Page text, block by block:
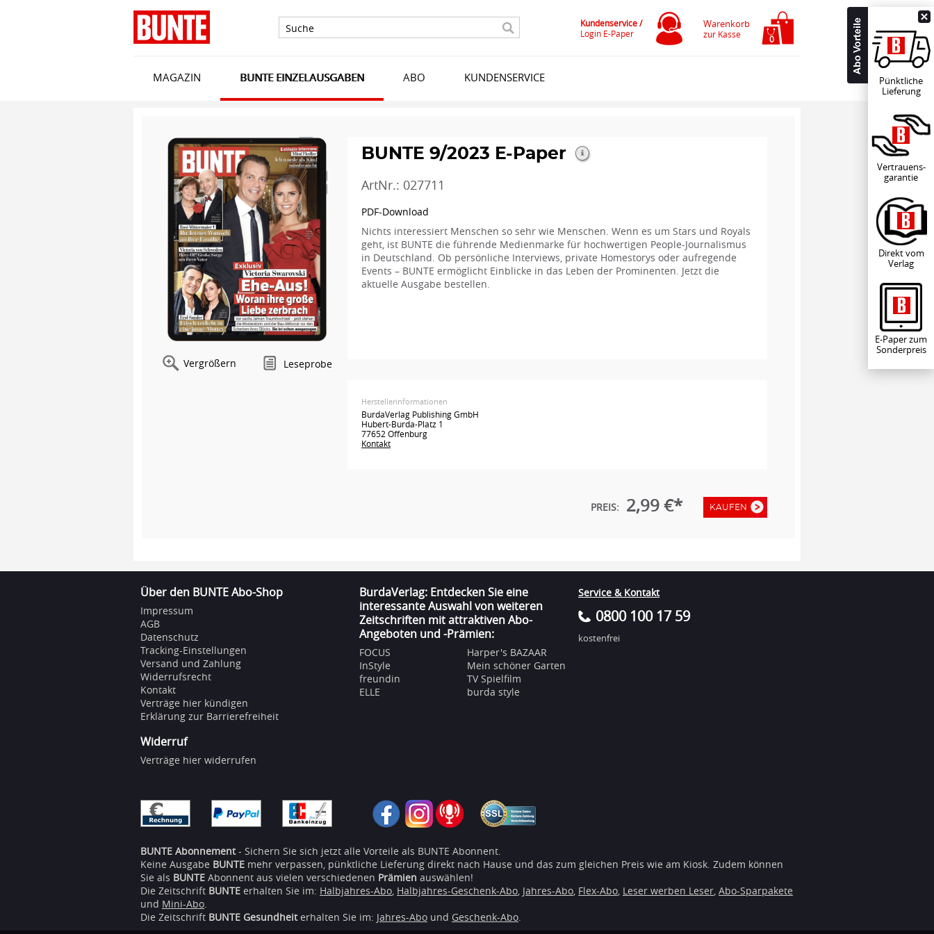
MAGAZIN BUNTE EINZELAUSGABEN ABO KUNDENSERVICE
Warenkorb
zur Kasse 0
Kundenservice /
Login E-Paper
Suche
Vergrößern Leseprobe
BUNTE 9/2023 E-Paper
ArtNr.: 027711
PDF-Download
Nichts interessiert Menschen so sehr wie Menschen. Wenn es um Stars und Royals
geht, ist BUNTE die führende Medienmarke für hochwertigen People-Journalismus
in Deutschland. Ob persönliche Interviews, private Homestorys oder aufregende
Events – BUNTE ermöglicht Einblicke in das Leben der Prominenten. Jetzt die
aktuelle Ausgabe bestellen.
Herstellerinformationen
BurdaVerlag Publishing GmbH
Hubert-Burda-Platz 1
77652 Offenburg
Kontakt
PREIS: 2,99 €* KAUFEN
Über den BUNTE Abo-Shop
Impressum
AGB
Datenschutz
Tracking-Einstellungen
Versand und Zahlung
Widerrufsrecht
Kontakt
Verträge hier kündigen
Erklärung zur Barrierefreiheit
Widerruf
Verträge hier widerrufen
BurdaVerlag: Entdecken Sie eine
interessante Auswahl von weiteren
Zeitschriften mit attraktiven Abo-
Angeboten und -Prämien:
FOCUS
InStyle
freundin
ELLE
Harper's BAZAAR
Mein schöner Garten
TV Spielfilm
burda style
Service & Kontakt
0800 100 17 59
kostenfrei
BUNTE Abonnement- Sichern Sie sich jetzt alle Vorteile als BUNTE Abonnent.
Keine Ausgabe BUNTE mehr verpassen, pünktliche Lieferung direkt nach Hause und das zum gleichen Preis wie am Kiosk. Zudem können
Sie als BUNTE Abonnent aus vielen verschiedenen Prämien auswählen!
Die Zeitschrift BUNTE erhalten Sie im: Halbjahres-Abo, Halbjahres-Geschenk-Abo, Jahres-Abo, Flex-Abo, Leser werben Leser, Abo-Sparpakete
und Mini-Abo.
Die Zeitschrift BUNTE Gesundheiterhalten Sie im: Jahres-Abo und Geschenk-Abo.
Pünktliche
Lieferung
Vertrauens-
garantie
Direkt vom
Verlag
E-Paper zum
Sonderpreis